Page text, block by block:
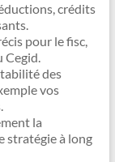
crédits
pour le fisc,
Cegid.
des
vos
la
stratégie à long